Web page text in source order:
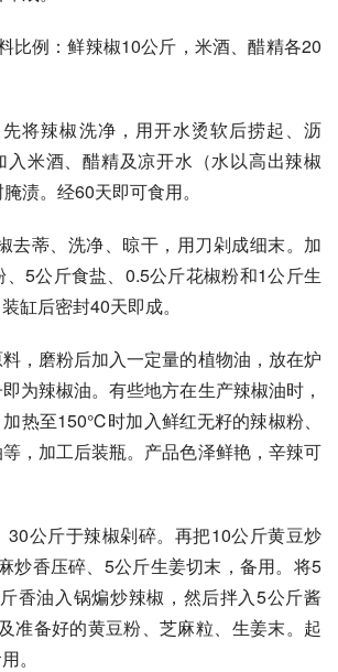
比例：鲜辣椒10公斤，米酒、醋精各20
先将辣椒洗净，用开水烫软后捞起、沥
入米酒、醋精及凉开水（水以高出辣椒
渍。经60天即可食用。
去蒂、洗净、晾干，用刀剁成细末。加
、5公斤食盐、0.5公斤花椒粉和1公斤生
缸后密封40天即成。
，磨粉后加入一定量的植物油，放在炉
为辣椒油。有些地方在生产辣椒油时，
热至150℃时加入鲜红无籽的辣椒粉、
，加工后装瓶。产品色泽鲜艳，辛辣可
30公斤于辣椒剁碎。再把10公斤黄豆炒
炒香压碎、5公斤生姜切末，备用。将5
香油入锅煸炒辣椒，然后拌入5公斤酱
准备好的黄豆粉、芝麻粒、生姜末。起
。